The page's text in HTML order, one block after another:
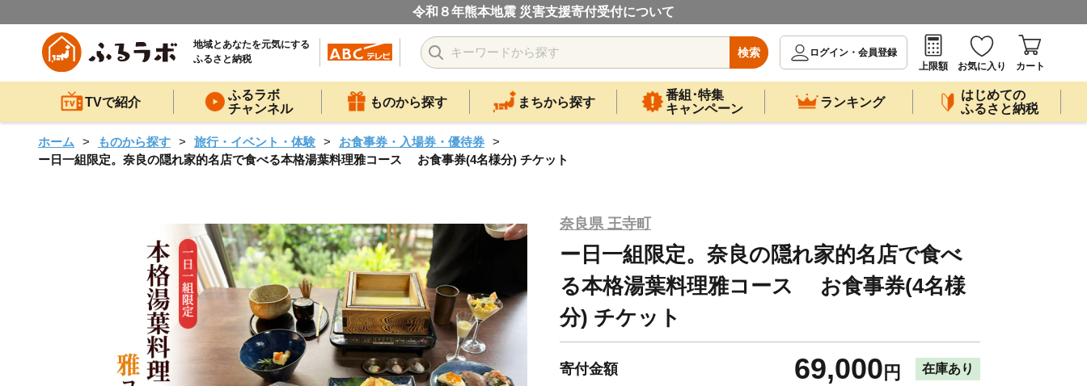
令和８年熊本地震 災害支援寄付受付について
地域とあなたを元気にする
ふるさと納税
検索
ログイン・会員登録
上限額
お気に入り カート
TVで紹介
ふるラボ
チャンネル
ものから探す まちから探す
番組･特集
キャンペーン
ランキング
はじめての
ふるさと納税
ホーム ものから探す 旅行・イベント・体験
お食事券・入場券・優待券
ー日一組限定。奈良の隠れ家的名店で食べる本格湯葉料理雅コース お食事券(4名様分) チケット
奈良県 王寺町
ー日一組限定。奈良の隠れ家的名店で食べ
る本格湯葉料理雅コース お食事券(4名様
分) チケット
寄付金額 69,000 円 在庫あり